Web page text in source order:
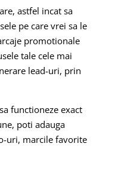
astfel incat sa
pe care vrei sa le
promotionale
tale cele mai
lead-uri, prin
functioneze exact
poti adauga
uri, marcile favorite